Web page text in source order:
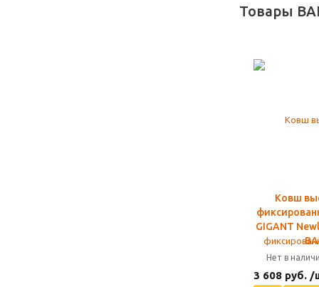
Товары
Ковш
GIGANT
Нет в
3 608 руб. /